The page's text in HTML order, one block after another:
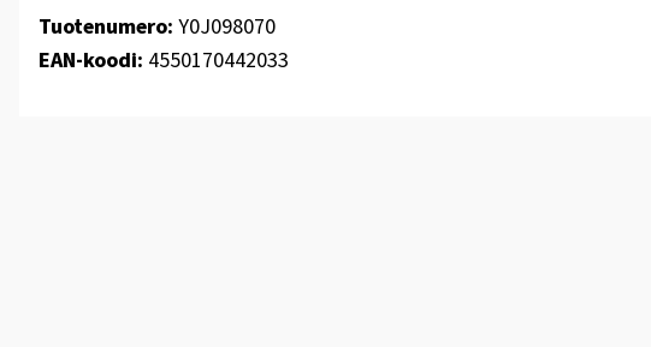
Tuotenumero: Y0J098070
EAN-koodi: 4550170442033